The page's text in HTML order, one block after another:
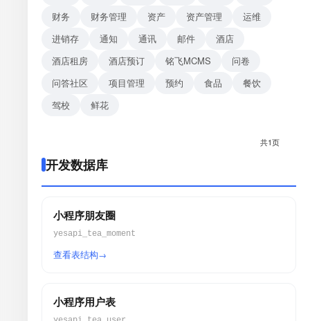
财务
财务管理 资产 资产管理
运维
进销存
通知 通讯 邮件
酒店
酒店租房
酒店预订 铭飞MCMS
问卷
问答社区
项目管理 预约 食品
餐饮
驾校
鲜花
共1页
开发数据库
小程序朋友圈
yesapi_tea_moment
查看表结构
小程序用户表